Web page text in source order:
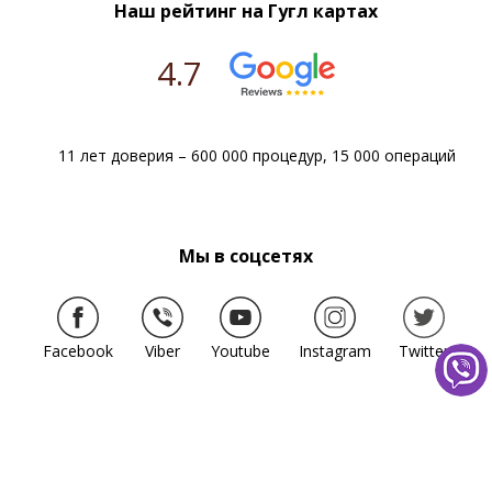
реальность лучше ожиданий.
доктора, быстрая необходимая диагностика, без
лишних назначений.
Очень удобный подход “все включено”, когда в
После негативного опыта с госбольницами
поняла, что может быть и должно быть по-
11.06.2021
Наш рейтинг на Гугл картах
4.7
11 лет доверия – 600 000 процедур, 15 000 операций
Мы в соцсетях
Facebook Viber Youtube Instagram Twitter